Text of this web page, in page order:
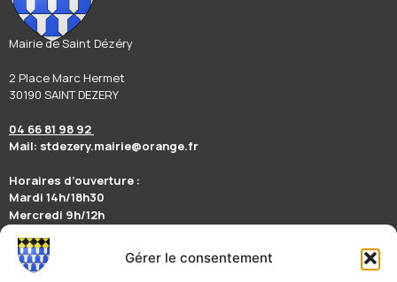
Gérer le consentement
Mairie de Saint Dézéry
2 Place Marc Hermet
30190 SAINT DEZERY
04 66 81 98 92
Mail: stdezery.mairie@orange.fr
Horaires d’ouverture :
Mardi 14h/18h30
Mercredi 9h/12h
Vendredi 9h/12h